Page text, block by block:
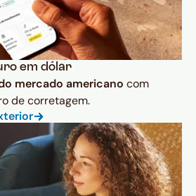
em dólar
mercado americano com
de corretagem.